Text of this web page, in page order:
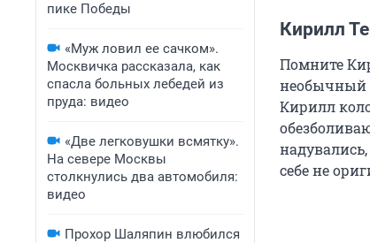
пике Победы
«Муж ловил ее сачком».
Москвичка рассказала, как
спасла больных лебедей из
пруда: видео
«Две легковушки всмятку».
На севере Москвы
столкнулись два автомобиля:
видео
Прохор Шаляпин влюбился
Кирилл
Помните
необычный
Кирилл
себе не